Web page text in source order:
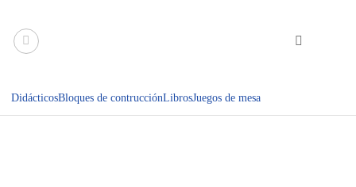
contenido
DidácticosBloques de contrucciónLibrosJuegos de mesa